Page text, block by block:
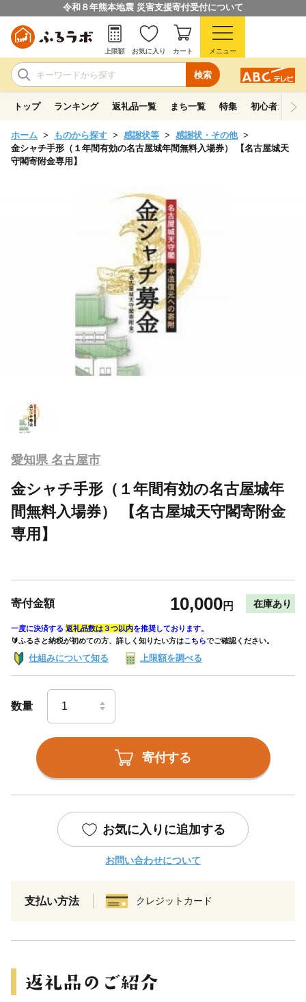
令和８年熊本地震 災害支援寄付受付について
検索
上限額 お気に入り カート メニュー
トップ ランキング 返礼品一覧 まち一覧 特集 初心者ガイド
ホーム ものから探す 感謝状等
感謝状・その他
金シャチ手形（１年間有効の名古屋城年間無料入場券） 【名古屋城天
守閣寄附金専用】
愛知県 名古屋市
金シャチ手形（１年間有効の名古屋城年
間無料入場券） 【名古屋城天守閣寄附金
専用】
寄付金額 10,000円 在庫あり
一度に決済する 返礼品数は３つ以内を推奨しております。
🔰ふるさと納税が初めての方、詳しく知りたい方はこちらでご確認ください。
仕組みについて知る 上限額を調べる
数量
寄付する
お気に入りに追加する
お問い合わせについて
支払い方法 クレジットカード